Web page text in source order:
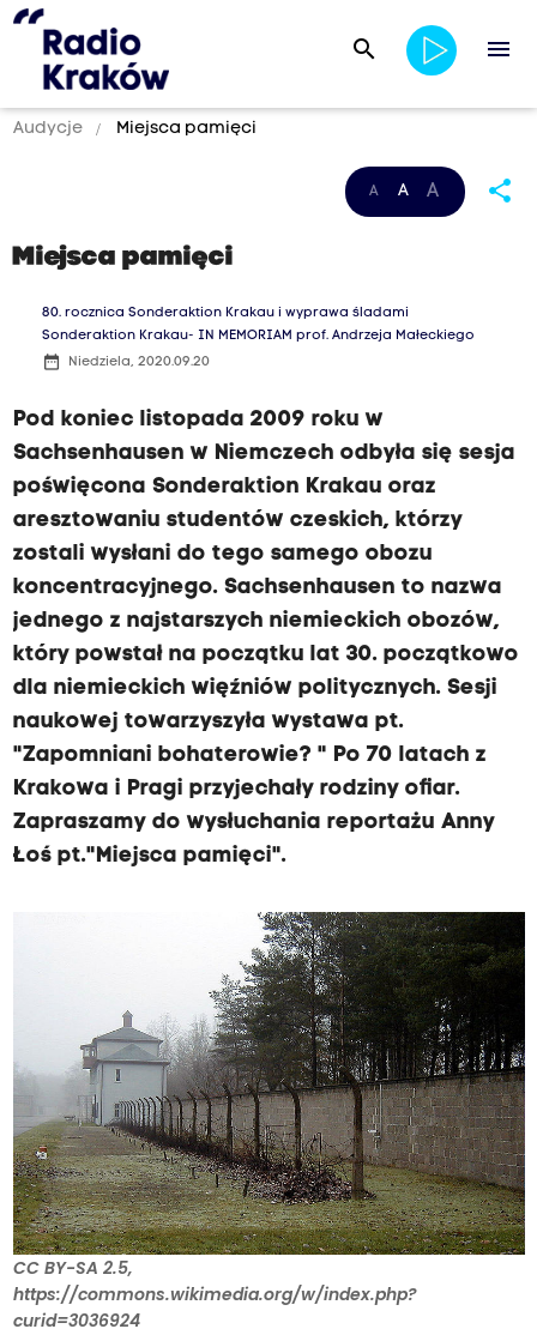
search menu
Audycje Miejsca pamięci
A A A share
Miejsca pamięci
80. rocznica Sonderaktion Krakau i wyprawa śladami
Sonderaktion Krakau- IN MEMORIAM prof. Andrzeja Małeckiego
date_range Niedziela, 2020.09.20
Pod koniec listopada 2009 roku w
Sachsenhausen w Niemczech odbyła się sesja
poświęcona Sonderaktion Krakau oraz
aresztowaniu studentów czeskich, którzy
zostali wysłani do tego samego obozu
koncentracyjnego. Sachsenhausen to nazwa
jednego z najstarszych niemieckich obozów,
który powstał na początku lat 30. początkowo
dla niemieckich więźniów politycznych. Sesji
naukowej towarzyszyła wystawa pt.
"Zapomniani bohaterowie? " Po 70 latach z
Krakowa i Pragi przyjechały rodziny ofiar.
Zapraszamy do wysłuchania reportażu Anny
Łoś pt."Miejsca pamięci".
CC BY-SA 2.5,
https://commons.wikimedia.org/w/index.php?
curid=3036924